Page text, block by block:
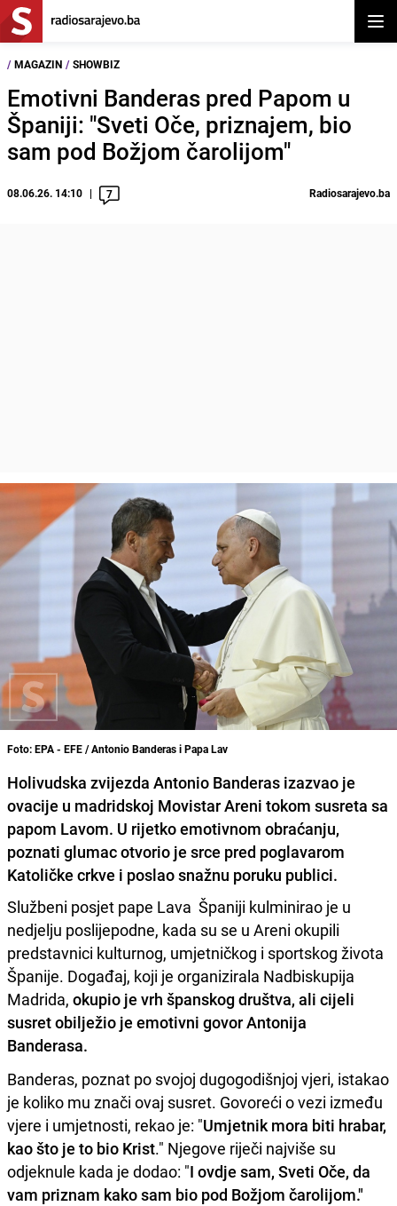
/ MAGAZIN / SHOWBIZ
Emotivni Banderas pred Papom u
Španiji: "Sveti Oče, priznajem, bio
sam pod Božjom čarolijom"
08.06.26. 14:10 7 Radiosarajevo.ba
Foto: EPA - EFE / Antonio Banderas i Papa Lav
Holivudska zvijezda Antonio Banderas izazvao je
ovacije u madridskoj Movistar Areni tokom susreta sa
papom Lavom. U rijetko emotivnom obraćanju,
poznati glumac otvorio je srce pred poglavarom
Katoličke crkve i poslao snažnu poruku publici.
Službeni posjet pape Lava Španiji kulminirao je u
nedjelju poslijepodne, kada su se u Areni okupili
predstavnici kulturnog, umjetničkog i sportskog života
Španije. Događaj, koji je organizirala Nadbiskupija
Madrida, okupio je vrh španskog društva, ali cijeli
susret obilježio je emotivni govor Antonija
Banderasa.
Banderas, poznat po svojoj dugogodišnjoj vjeri, istakao
je koliko mu znači ovaj susret. Govoreći o vezi između
vjere i umjetnosti, rekao je: "Umjetnik mora biti hrabar,
kao što je to bio Krist." Njegove riječi najviše su
odjeknule kada je dodao: "I ovdje sam, Sveti Oče, da
vam priznam kako sam bio pod Božjom čarolijom."